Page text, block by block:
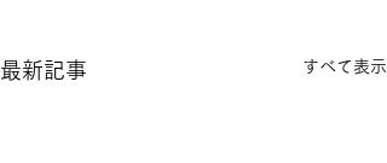
最新記事 すべて表示